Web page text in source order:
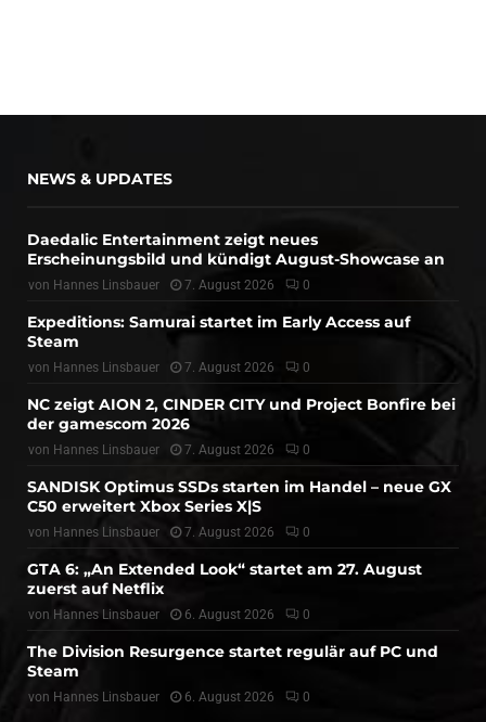
NEWS & UPDATES
Daedalic Entertainment zeigt neues
Erscheinungsbild und kündigt August-Showcase an
von Hannes Linsbauer 7. August 2026 0
Expeditions: Samurai startet im Early Access auf
Steam
von Hannes Linsbauer 7. August 2026 0
NC zeigt AION 2, CINDER CITY und Project Bonfire bei
der gamescom 2026
von Hannes Linsbauer 7. August 2026 0
SANDISK Optimus SSDs starten im Handel – neue GX
C50 erweitert Xbox Series X|S
von Hannes Linsbauer 7. August 2026 0
GTA 6: „An Extended Look“ startet am 27. August
zuerst auf Netflix
von Hannes Linsbauer 6. August 2026 0
The Division Resurgence startet regulär auf PC und
Steam
von Hannes Linsbauer 6. August 2026 0